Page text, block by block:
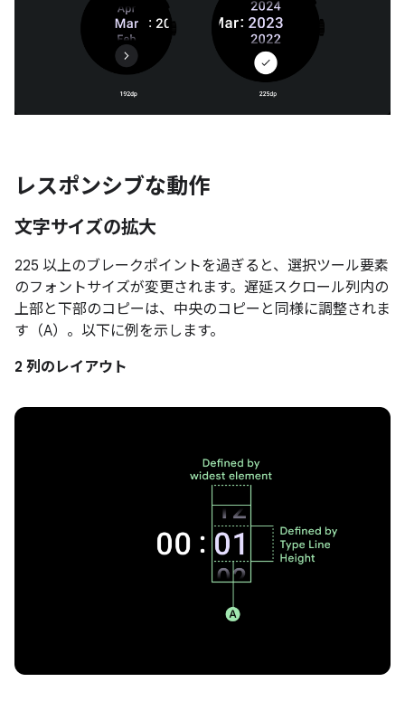
レスポンシブな動作
文字サイズの拡大
225 以上のブレークポイントを過ぎると、選択ツール要素
のフォントサイズが変更されます。遅延スクロール列内の
上部と下部のコピーは、中央のコピーと同様に調整されま
す（A）。以下に例を示します。
2 列のレイアウト